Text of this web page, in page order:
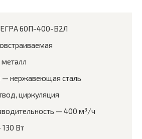
60П-400-В2Л
— нержавеющая сталь
циркуляция
— 400 м³/ч
Вт